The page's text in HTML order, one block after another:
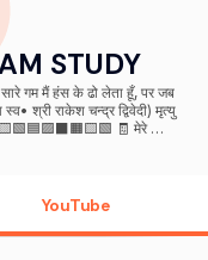
STUDY
गम मैं हंस के ढो लेता हूँ, पर जब
श्री राकेश चन्द्र द्विवेदी) मृत्यु
के लिए देशहित में जुड़े | चैनल को
YouTube